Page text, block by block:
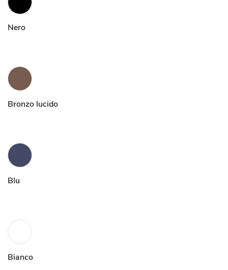
Nero
Bronzo lucido
Blu
Bianco